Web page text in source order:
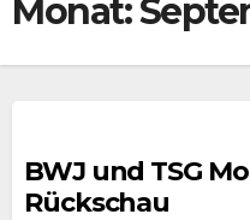
Monat:
BWJ und TSG
Rückschau